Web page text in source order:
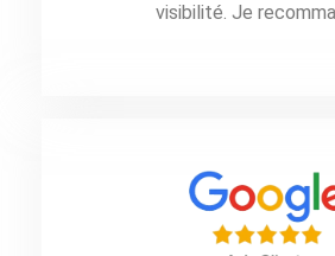
visibilité. Je